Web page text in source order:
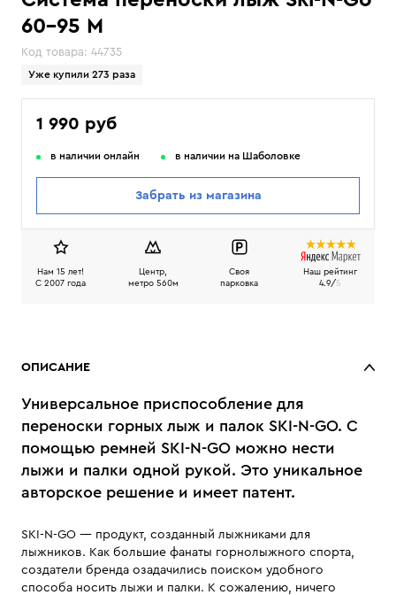
60-95 M
Код товара: 44735
Уже купили 273 раза
1 990 руб
в наличии онлайн в наличии на Шаболовке
Забрать из магазина
Нам 15 лет!
C 2007 года
Центр,
метро 560м
Своя
парковка
Наш рейтинг
4.9/5
ОПИСАНИЕ
Универсальное приспособление для
переноски горных лыж и палок SKI-N-GO. С
помощью ремней SKI-N-GO можно нести
лыжи и палки одной рукой. Это уникальное
авторское решение и имеет патент.
SKI-N-GO — продукт, созданный лыжниками для
лыжников. Как большие фанаты горнолыжного спорта,
создатели бренда озадачились поиском удобного
способа носить лыжи и палки. К сожалению, ничего